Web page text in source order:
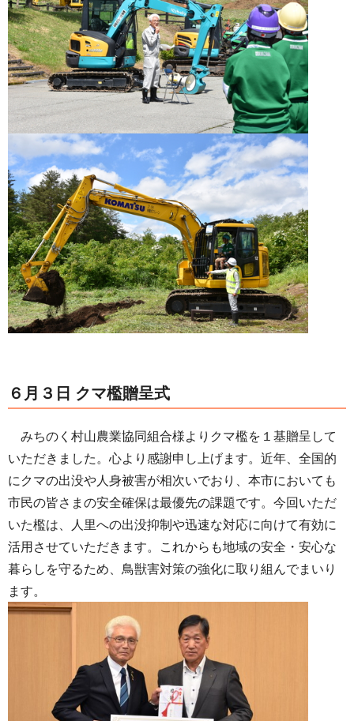
６月３日 クマ檻贈呈式
みちのく村山農業協同組合様よりクマ檻を１基贈呈して
いただきました。心より感謝申し上げます。近年、全国的
にクマの出没や人身被害が相次いでおり、本市においても
市民の皆さまの安全確保は最優先の課題です。今回いただ
いた檻は、人里への出没抑制や迅速な対応に向けて有効に
活用させていただきます。これからも地域の安全・安心な
暮らしを守るため、鳥獣害対策の強化に取り組んでまいり
ます。